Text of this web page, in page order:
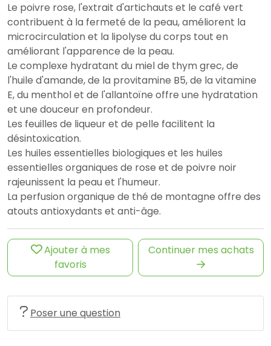
Le poivre rose, l'extrait d'artichauts et le café vert
contribuent à la fermeté de la peau, améliorent la
microcirculation et la lipolyse du corps tout en
améliorant l'apparence de la peau.
Le complexe hydratant du miel de thym grec, de
l'huile d'amande, de la provitamine B5, de la vitamine
E, du menthol et de l'allantoïne offre une hydratation
et une douceur en profondeur.
Les feuilles de liqueur et de pelle facilitent la
désintoxication.
Les huiles essentielles biologiques et les huiles
essentielles organiques de rose et de poivre noir
rajeunissent la peau et l'humeur.
La perfusion organique de thé de montagne offre des
atouts antioxydants et anti-âge.
Ajouter à mes
favoris
Continuer mes achats
Poser une question